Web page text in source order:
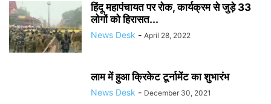
हिंदू महापंचायत पर रोक, कार्यक्रम से जुड़े 33
लोगों को हिरासत...
News Desk - April 28, 2022
लाम में हुआ क्रिकेट टूर्नामेंट का शुभारंभ
News Desk - December 30, 2021